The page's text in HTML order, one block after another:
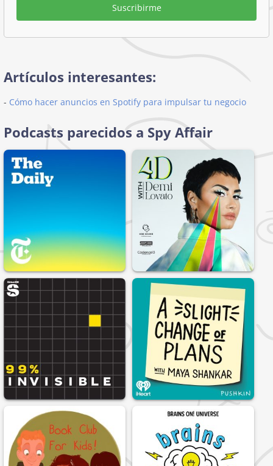
Suscribirme
Artículos interesantes:
- Cómo hacer anuncios en Spotify para impulsar tu negocio
Podcasts parecidos a Spy Affair